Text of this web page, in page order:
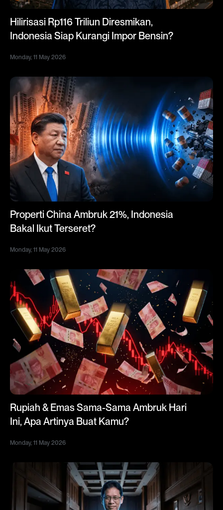
Hilirisasi Rp116 Triliun Diresmikan,
Indonesia Siap Kurangi Impor Bensin?
Monday, 11 May 2026
Properti China Ambruk 21%, Indonesia
Bakal Ikut Terseret?
Monday, 11 May 2026
Rupiah & Emas Sama-Sama Ambruk Hari
Ini, Apa Artinya Buat Kamu?
Monday, 11 May 2026